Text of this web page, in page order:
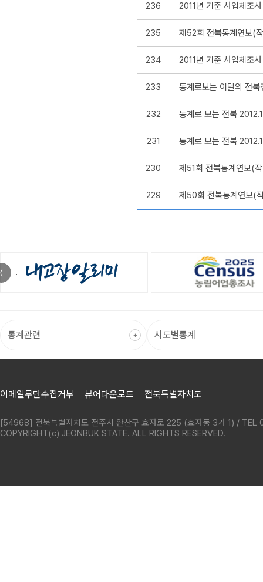
236 2011년 기준 사업체조
235 제52회 전북통계연보(
234 2011년 기준 사업체조
233 통계로보는 이달의 전
232 통계로 보는 전북
231 통계로 보는 전북
230 제51회 전북통계연보(
229 제50회 전북통계연보(
〈
이메일무단수집거부 뷰어다운로드 전북특별자치도
[54968] 전북특별자치도 전주시 완산구 효자로 225 (효자동 3가 1) /
COPYRIGHT(c) JEONBUK STATE. ALL RIGHTS RESERVED.